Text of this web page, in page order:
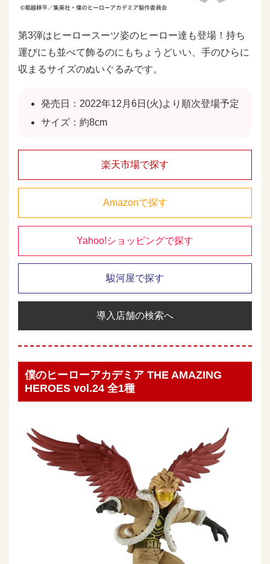
第3弾はヒーロースーツ姿のヒーロー達も登場！持ち
運びにも並べて飾るのにもちょうどいい、手のひらに
収まるサイズのぬいぐるみです。
発売日：2022年12月6日(火)より順次登場予定
サイズ：約8cm
楽天市場で探す
Amazonで探す
Yahoo!ショッピングで探す
駿河屋で探す
導入店舗の検索へ
僕のヒーローアカデミア THE AMAZING
HEROES vol.24 全1種